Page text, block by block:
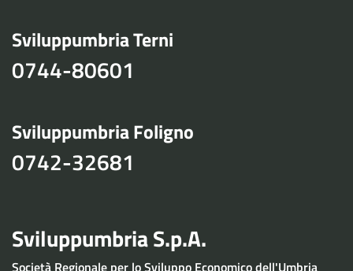
Sviluppumbria Terni
0744-80601
Sviluppumbria Foligno
0742-32681
Sviluppumbria S.p.A.